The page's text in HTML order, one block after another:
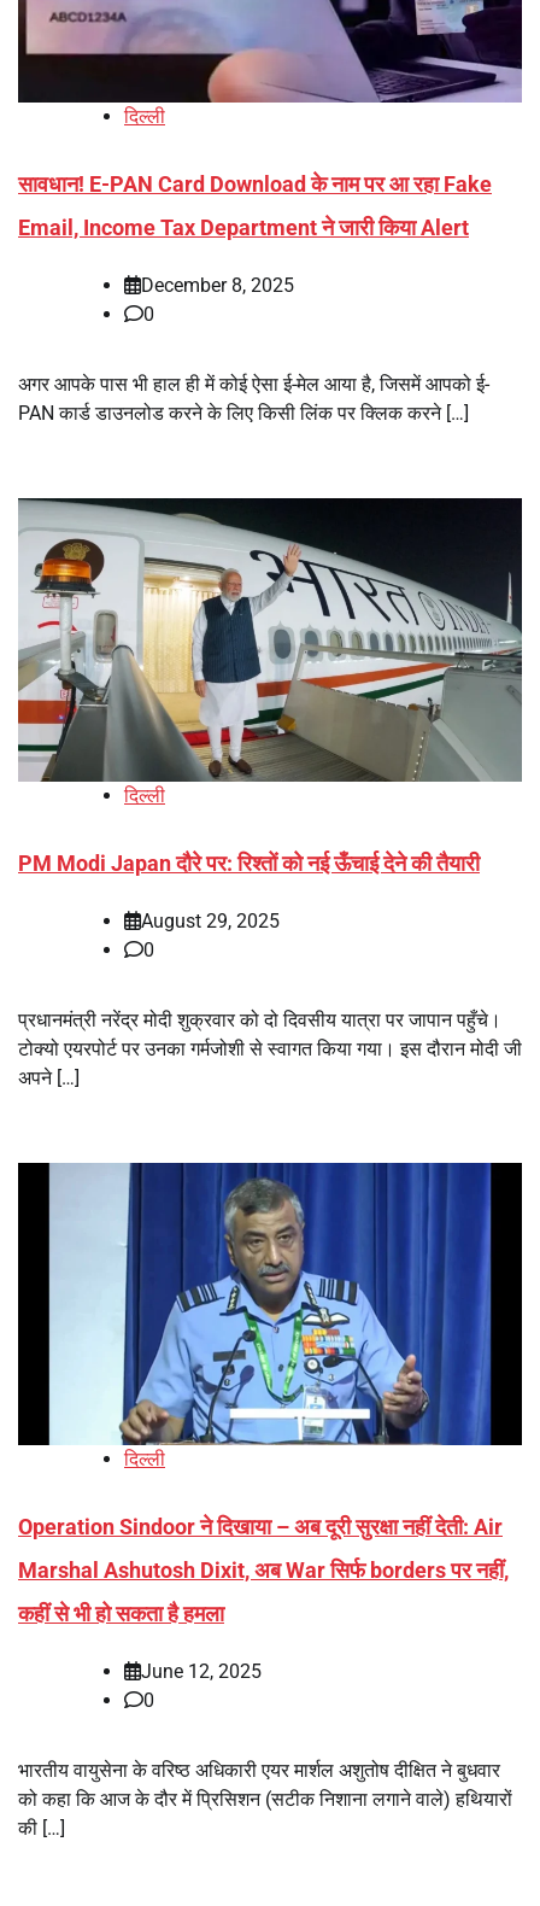
दिल्ली
सावधान! E-PAN Card Download के नाम पर आ रहा Fake
Email, Income Tax Department ने जारी किया Alert
December 8, 2025
0
अगर आपके पास भी हाल ही में कोई ऐसा ई-मेल आया है, जिसमें आपको ई-
PAN कार्ड डाउनलोड करने के लिए किसी लिंक पर क्लिक करने […]
दिल्ली
PM Modi Japan दौरे पर: रिश्तों को नई ऊँचाई देने की तैयारी
August 29, 2025
0
प्रधानमंत्री नरेंद्र मोदी शुक्रवार को दो दिवसीय यात्रा पर जापान पहुँचे।
टोक्यो एयरपोर्ट पर उनका गर्मजोशी से स्वागत किया गया। इस दौरान मोदी जी
अपने […]
दिल्ली
Operation Sindoor ने दिखाया – अब दूरी सुरक्षा नहीं देती: Air
Marshal Ashutosh Dixit, अब War सिर्फ borders पर नहीं,
कहीं से भी हो सकता है हमला
June 12, 2025
0
भारतीय वायुसेना के वरिष्ठ अधिकारी एयर मार्शल अशुतोष दीक्षित ने बुधवार
को कहा कि आज के दौर में प्रिसिशन (सटीक निशाना लगाने वाले) हथियारों
की […]